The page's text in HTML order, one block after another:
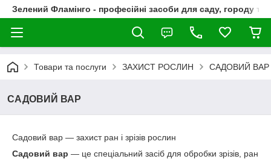
Зелений Фламінго - професійні засоби для саду, городу та
Товари та послуги ЗАХИСТ РОСЛИН САДОВИЙ ВАР
САДОВИЙ ВАР
Садовий вар — захист ран і зрізів рослин
Садовий вар — це спеціальний засіб для обробки зрізів, ран